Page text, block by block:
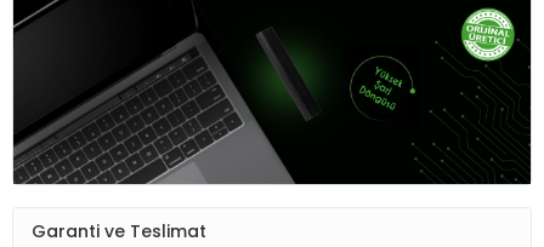
Garanti ve Teslimat